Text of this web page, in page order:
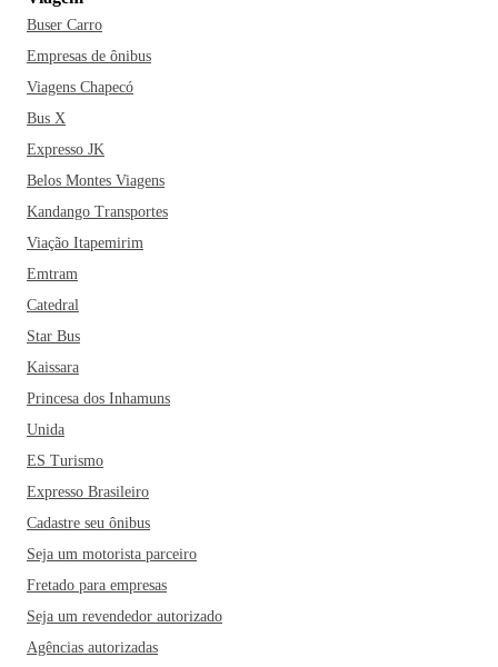
de carnaval, porém, também possui atrativos que fazem
valer a pena uma visita fora desta época.
Se você está planejando adquirir uma passagem para visitar
Pacheco de Medeiros, o Teatro Zaccarias Marques e o Paço
Municipal. Se você viaja até uma cidade mineira, é claro que
também não pode deixar de experimentar as delícias da
culinária local. Dentre os restaurantes mais famosos da
cidade estão o Trairão da Gávea, o Carne e Cia e a Serra do
Buser Carro
Empresas de ônibus
Viagens Chapecó
Bus X
Expresso JK
Belos Montes Viagens
Kandango Transportes
Viação Itapemirim
Emtram
Catedral
Star Bus
Kaissara
Princesa dos Inhamuns
Unida
ES Turismo
Expresso Brasileiro
Cadastre seu ônibus
Seja um motorista parceiro
Fretado para empresas
Seja um revendedor autorizado
Agências autorizadas